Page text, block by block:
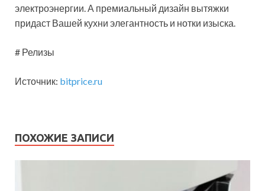
электроэнергии. А премиальный дизайн вытяжки
придаст Вашей кухни элегантность и нотки изыска.
# Релизы
Источник: bitprice.ru
ПОХОЖИЕ ЗАПИСИ